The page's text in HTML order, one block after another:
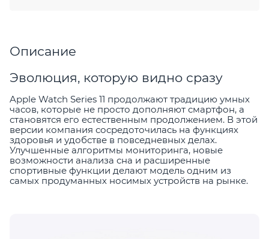
Описание
Эволюция, которую видно сразу
Apple Watch Series 11 продолжают традицию умных
часов, которые не просто дополняют смартфон, а
становятся его естественным продолжением. В этой
версии компания сосредоточилась на функциях
здоровья и удобстве в повседневных делах.
Улучшенные алгоритмы мониторинга, новые
возможности анализа сна и расширенные
спортивные функции делают модель одним из
самых продуманных носимых устройств на рынке.